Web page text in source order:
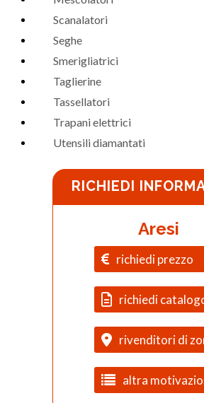
Scanalatori
Seghe
Smerigliatrici
Taglierine
Tassellatori
Trapani elettrici
Utensili diamantati
RICHIEDI
Aresi
richiedi prezzo
richiedi
rivenditori di
altra